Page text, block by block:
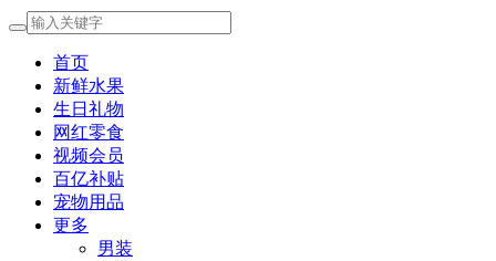
首页
新鲜水果
生日礼物
网红零食
视频会员
百亿补贴
宠物用品
更多
男装